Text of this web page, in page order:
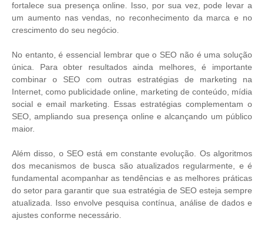
fortalece sua presença online. Isso, por sua vez, pode levar a
um aumento nas vendas, no reconhecimento da marca e no
crescimento do seu negócio.
No entanto, é essencial lembrar que o SEO não é uma solução
única. Para obter resultados ainda melhores, é importante
combinar o SEO com outras estratégias de marketing na
Internet, como publicidade online, marketing de conteúdo, mídia
social e email marketing. Essas estratégias complementam o
SEO, ampliando sua presença online e alcançando um público
maior.
Além disso, o SEO está em constante evolução. Os algoritmos
dos mecanismos de busca são atualizados regularmente, e é
fundamental acompanhar as tendências e as melhores práticas
do setor para garantir que sua estratégia de SEO esteja sempre
atualizada. Isso envolve pesquisa contínua, análise de dados e
ajustes conforme necessário.